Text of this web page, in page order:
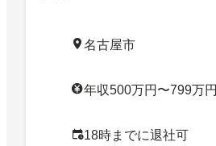
名古屋市
年収500万円〜799万円
18時までに退社可